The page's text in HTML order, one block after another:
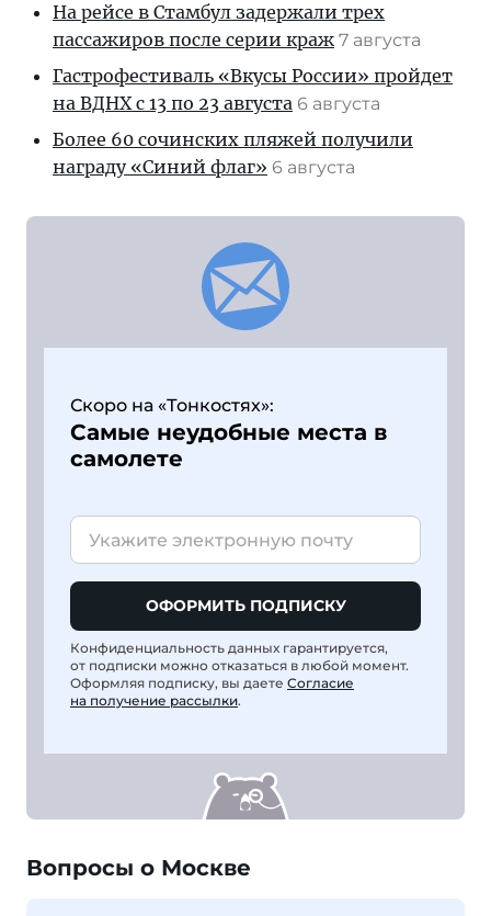
На рейсе в Стамбул задержали трех
пассажиров после серии краж 7 августа
Гастрофестиваль «Вкусы России» пройдет
на ВДНХ с 13 по 23 августа 6 августа
Более 60 сочинских пляжей получили
награду «Синий флаг» 6 августа
Скоро на «Тонкостях»:
Самые неудобные места в
самолете
ОФОРМИТЬ ПОДПИСКУ
Конфиденциальность данных гарантируется,
от подписки можно отказаться в любой момент.
Оформляя подписку, вы даете Согласие
на получение рассылки.
Вопросы о Москве